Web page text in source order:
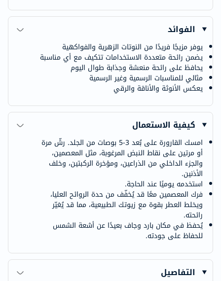
الفوائد
يوفر مزيجًا فريدًا من النوتات الزهرية والفواكهية
يضمن رائحة متعددة الاستخدامات تتكيف مع أي مناسبة
يحافظ على رائحة منعشة وجذابة طوال اليوم
مثالي للمناسبات الرسمية وغير الرسمية
يعكس الأنوثة والأناقة والرقي
كيفية الاستعمال
امسك القارورة على بُعد 3-5 بوصات من الجلد. رشّ مرة
أو مرتين على نقاط النبض المرغوبة، مثل المعصمين،
والجزء الداخلي من الذراعين، ومؤخرة الركبتين، وخلف
الأذنين.
استخدمه يوميًا عند الحاجة.
فرك المعصمين معًا قد يُخفّف من حدة الروائح العليا،
ويخلط العطر بقوة مع زيوتك الطبيعية، مما قد يُغيّر
رائحته.
يُحفظ في مكان بارد وجاف بعيدًا عن أشعة الشمس
للحفاظ على جودته.
التفاصيل